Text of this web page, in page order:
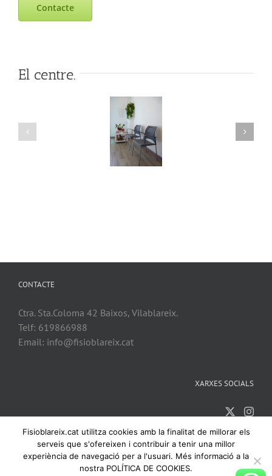
Contacte
El centre.
CONTACTE
Ctra. Sta.Coloma 42 Baixos, Vilablareix.
Telf: 619866988
Email: info@fisioblareix.cat
XARXES SOCIALS
Fisioblareix.cat utilitza cookies amb la finalitat de millorar els
serveis que s'ofereixen i contribuir a tenir una millor
experiència de navegació per a l'usuari. Més informació a la
nostra POLÍTICA DE COOKIES.